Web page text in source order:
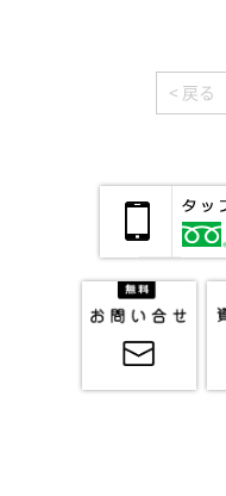
< 戻る